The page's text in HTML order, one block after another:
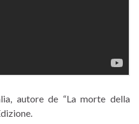
autore de “La morte della